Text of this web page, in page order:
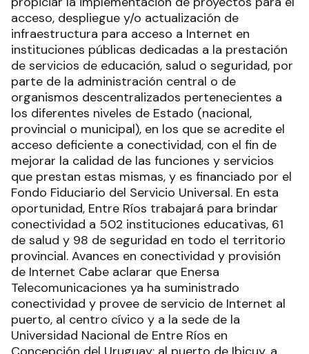
acceso, despliegue y/o actualización de
infraestructura para acceso a Internet en
instituciones públicas dedicadas a la prestación
de servicios de educación, salud o seguridad, por
parte de la administración central o de
organismos descentralizados pertenecientes a
los diferentes niveles de Estado (nacional,
provincial o municipal), en los que se acredite el
acceso deficiente a conectividad, con el fin de
mejorar la calidad de las funciones y servicios
que prestan estas mismas, y es financiado por el
Fondo Fiduciario del Servicio Universal. En esta
oportunidad, Entre Ríos trabajará para brindar
conectividad a 502 instituciones educativas, 61
de salud y 98 de seguridad en todo el territorio
provincial. Avances en conectividad y provisión
de Internet Cabe aclarar que Enersa
Telecomunicaciones ya ha suministrado
conectividad y provee de servicio de Internet al
puerto, al centro cívico y a la sede de la
Universidad Nacional de Entre Ríos en